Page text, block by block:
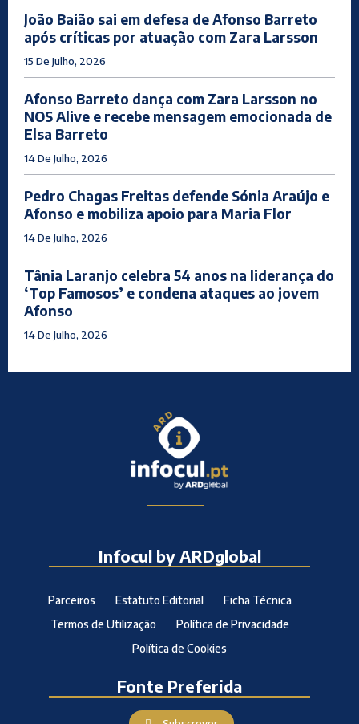
João Baião sai em defesa de Afonso Barreto
após críticas por atuação com Zara Larsson
15 De Julho, 2026
Afonso Barreto dança com Zara Larsson no
NOS Alive e recebe mensagem emocionada de
Elsa Barreto
14 De Julho, 2026
Pedro Chagas Freitas defende Sónia Araújo e
Afonso e mobiliza apoio para Maria Flor
14 De Julho, 2026
Tânia Laranjo celebra 54 anos na liderança do
‘Top Famosos’ e condena ataques ao jovem
Afonso
14 De Julho, 2026
Infocul by ARDglobal
Parceiros Estatuto Editorial
Ficha Técnica
Termos de Utilização
Política de Privacidade
Política de Cookies
Fonte Preferida